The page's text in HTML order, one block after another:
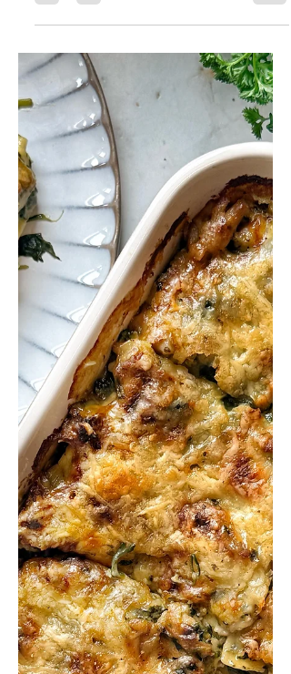
Joke & Félien
Lunch
Frisse maaltijdsalade
met krokante
krieltjes en garnalen
Frisse maaltijdsalade met
lauwwarme krieltjes, roze garnalen,
groenten, zacht eitje en cocktailsaus.
Heerlijk als lichte lunch of
avondmaal.